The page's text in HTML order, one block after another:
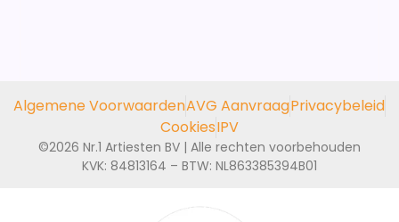
Algemene VoorwaardenAVG AanvraagPrivacybeleid
CookiesIPV
©2026 Nr.1 Artiesten BV | Alle rechten voorbehouden
KVK: 84813164 – BTW: NL863385394B01